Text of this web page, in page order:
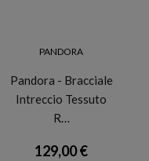
PANDORA
Pandora - Bracciale
Intreccio Tessuto
R…
129,00 €